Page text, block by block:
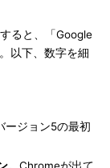
ると、「Google
以下、数字を細
ージョン5の最初